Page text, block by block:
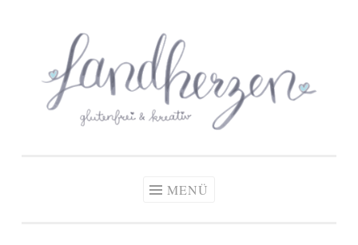
springen
Zöliakie, glutenfreie Ernährung
MENÜ